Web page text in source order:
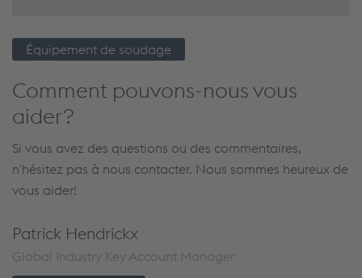
Équipement de soudage
Comment pouvons-nous vous
aider?
Si vous avez des questions ou des commentaires,
n'hésitez pas à nous contacter. Nous sommes heureux de
vous aider!
Patrick Hendrickx
Global Industry Key Account Manager